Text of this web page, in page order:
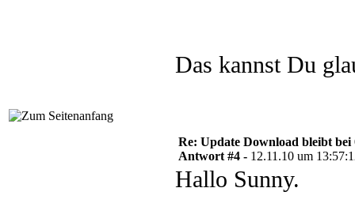
Das kannst Du
Re: Update Download bleibt bei
Antwort #4 - 12.11.10 um
Hallo Sunny.